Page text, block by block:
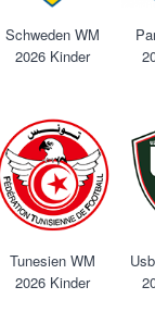
Schweden WM
2026 Kinder
Tunesien WM
2026 Kinder